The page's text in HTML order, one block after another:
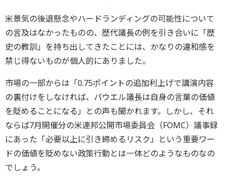
米景気の後退懸念やハードランディングの可能性について
の言及はなかったものの、歴代議長の例を引き合いに「歴
史の教訓」を持ち出してきたことには、かなりの違和感を
禁じ得ないものが個人的にありました。
市場の一部からは「0.75ポイントの追加利上げで講演内容
の裏付けをしなければ、パウエル議長は自身の言葉の価値
を貶めることになる」との声も聞かれます。しかし、それ
ならば7月開催分の米連邦公開市場委員会（FOMC）議事録
にあった「必要以上に引き締めるリスク」という重要ワー
ドの価値を貶めない政策行動とは一体どのようなものなの
でしょう。